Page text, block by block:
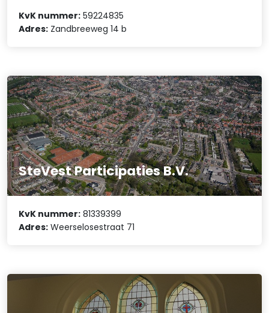
KvK nummer: 59224835
Adres: Zandbreeweg 14 b
SteVest Participaties B.V.
KvK nummer: 81339399
Adres: Weerselosestraat 71